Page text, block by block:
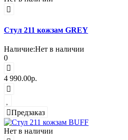
Стул 211 кожзам GREY
Наличие:Нет в наличии
0
4 990.00р.
Предзаказ
Нет в наличии